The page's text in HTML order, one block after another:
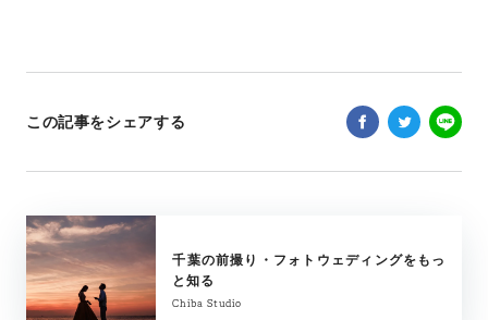
この記事をシェアする
千葉の前撮り・フォトウェディングをもっ
と知る
Chiba Studio